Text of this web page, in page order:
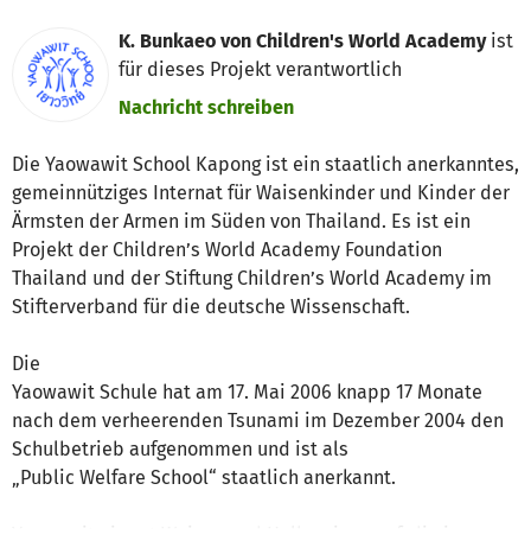
K. Bunkaeo von Children's World Academyist
für dieses Projekt verantwortlich
Nachricht schreiben
Die Yaowawit School Kapong ist ein staatlich anerkanntes,
gemeinnütziges Internat für Waisenkinder und Kinder der
Ärmsten der Armen im Süden von Thailand. Es ist ein
Projekt der Children’s World Academy Foundation
Thailand und der Stiftung Children’s World Academy im
Stifterverband für die deutsche Wissenschaft.
Die
Yaowawit Schule hat am 17. Mai 2006 knapp 17 Monate
nach dem verheerenden Tsunami im Dezember 2004 den
Schulbetrieb aufgenommen und ist als
„Public Welfare School“ staatlich anerkannt.